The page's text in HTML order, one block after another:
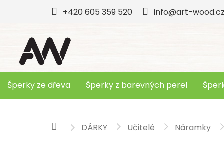
+420 605 359 520 info@art-wood.cz
Šperky ze dřeva Šperky z barevných perel
DomůDÁRKY Učitelé Náramky